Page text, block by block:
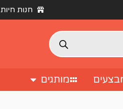
חנות חיות
מותגים